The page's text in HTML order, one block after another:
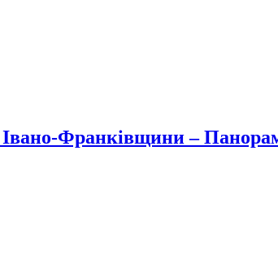
Франківщини –